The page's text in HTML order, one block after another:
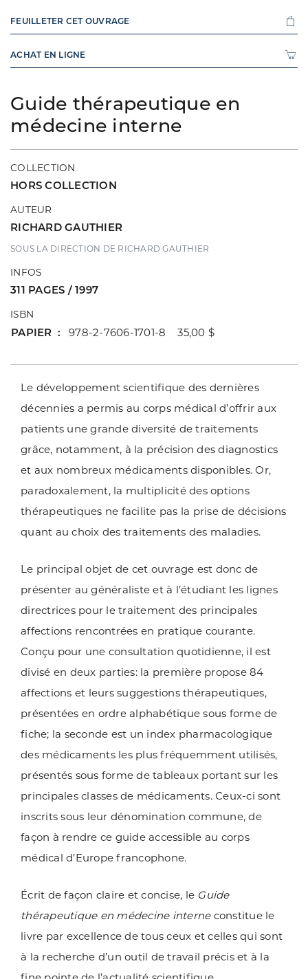
Guide thérapeutique en
médecine interne
COLLECTION
HORS COLLECTION
AUTEUR
RICHARD GAUTHIER
SOUS LA DIRECTION DE RICHARD GAUTHIER
INFOS
311 PAGES / 1997
ISBN
PAPIER 978-2-7606-1701-8 35,00 $
Le développement scientifique des dernières
décennies a permis au corps médical d’offrir aux
patients une grande diversité de traitements
grâce, notamment, à la précision des diagnostics
et aux nombreux médicaments disponibles. Or,
paradoxalement, la multiplicité des options
thérapeutiques ne facilite pas la prise de décisions
quant au choix des traitements des maladies.
Le principal objet de cet ouvrage est donc de
présenter au généraliste et à l’étudiant les lignes
directrices pour le traitement des principales
affections rencontrées en pratique courante.
Conçu pour une consultation quotidienne, il est
divisé en deux parties: la première propose 84
affections et leurs suggestions thérapeutiques,
présentées en ordre alphabétique sous forme de
fiche; la seconde est un index pharmacologique
des médicaments les plus fréquemment utilisés,
présentés sous forme de tableaux portant sur les
principales classes de médicaments. Ceux-ci sont
inscrits sous leur dénomination commune, de
façon à rendre ce guide accessible au corps
médical d’Europe francophone.
Écrit de façon claire et concise, le Guide
thérapeutique en médecine interneconstitue le
livre par excellence de tous ceux et celles qui sont
à la recherche d’un outil de travail précis et à la
FEUILLETER CET OUVRAGE
ACHAT EN LIGNE